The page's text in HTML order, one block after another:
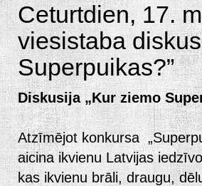
Ceturtdien, 17.
viesistaba
Superpuikas?”
Diskusija „Kur ziemo
Atzīmējot konkursa
aicina ikvienu Latvijas
kas ikvienu brāli, draugu,